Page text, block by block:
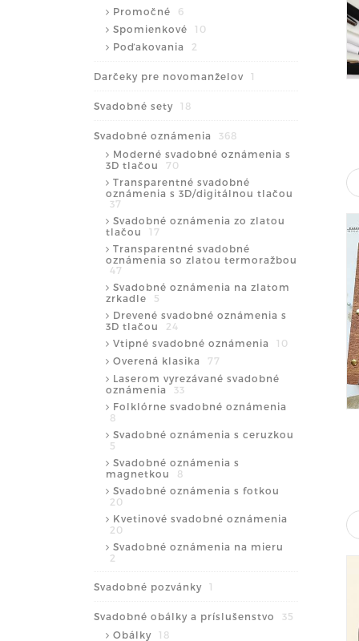
Promočné
6
Spomienkové
10
Poďakovania
2
Darčeky pre novomanželov 1
Svadobné sety 18
Svadobné oznámenia
368
Moderné svadobné oznámenia s
3D tlačou
70
Transparentné svadobné
oznámenia s 3D/digitálnou tlačou
37
Svadobné oznámenia zo zlatou
tlačou
17
Transparentné svadobné
oznámenia so zlatou termoražbou
47
Svadobné oznámenia na zlatom
zrkadle
5
Drevené svadobné oznámenia s
3D tlačou
24
Vtipné svadobné oznámenia
10
Overená klasika
77
Laserom vyrezávané svadobné
oznámenia
33
Folklórne svadobné oznámenia
8
Svadobné oznámenia s ceruzkou
5
Svadobné oznámenia s
magnetkou
8
Svadobné oznámenia s fotkou
20
Kvetinové svadobné oznámenia
20
Svadobné oznámenia na mieru
2
Svadobné pozvánky 1
Svadobné obálky a príslušenstvo
35
Obálky
18